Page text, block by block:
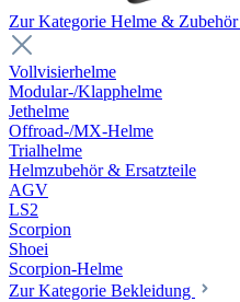
Zur Kategorie Helme & Zubehör
Vollvisierhelme
Modular-/Klapphelme
Jethelme
Offroad-/MX-Helme
Trialhelme
Helmzubehör & Ersatzteile
AGV
LS2
Scorpion
Shoei
Scorpion-Helme
Zur Kategorie Bekleidung